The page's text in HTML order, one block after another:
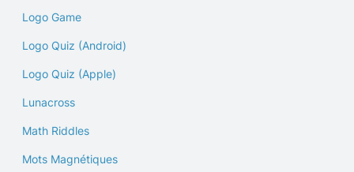
Logo Game
Logo Quiz (Android)
Logo Quiz (Apple)
Lunacross
Math Riddles
Mots Magnétiques